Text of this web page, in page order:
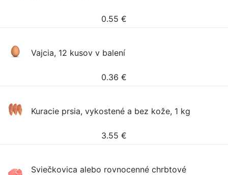
0.55 €
Vajcia, 12 kusov v balení
0.36 €
Kuracie prsia, vykostené a bez kože, 1 kg
3.55 €
Sviečkovica alebo rovnocenné chrbtové